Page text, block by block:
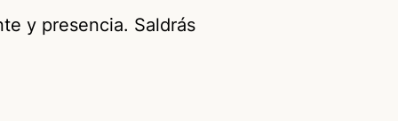
y presencia. Saldrás